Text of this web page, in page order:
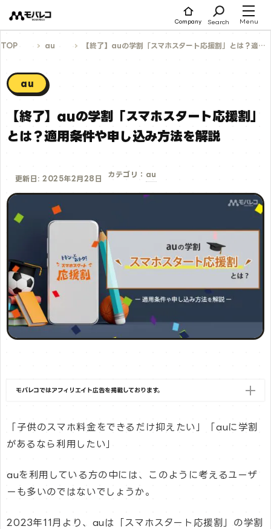
ツ
ス
Company Search Menu
TOP au 【終了】auの学割「スマホスタート応援割」とは？適用条件や申し込み方法を解説
au
【終了】auの学割「スマホスタート応援割」
とは？適用条件や申し込み方法を解説
更新日: 2025年2月28日
カテゴリ： au
モバレコではアフィリエイト広告を掲載しております。
「子供のスマホ料金をできるだけ抑えたい」「auに学割
があるなら利用したい」
auを利用している方の中には、このように考えるユーザ
ーも多いのではないでしょうか。
2023年11月より、auは「スマホスタート応援割」の学割